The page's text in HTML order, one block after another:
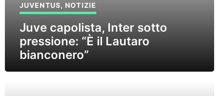
JUVENTUS, NOTIZIE
Juve capolista, Inter sotto
pressione: “È il Lautaro
bianconero”